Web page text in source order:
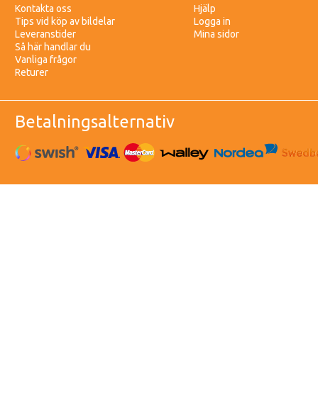
Kontakta oss
Tips vid köp av bildelar
Leveranstider
Så här handlar du
Vanliga frågor
Returer
Hjälp
Logga in
Mina sidor
Betalningsalternativ